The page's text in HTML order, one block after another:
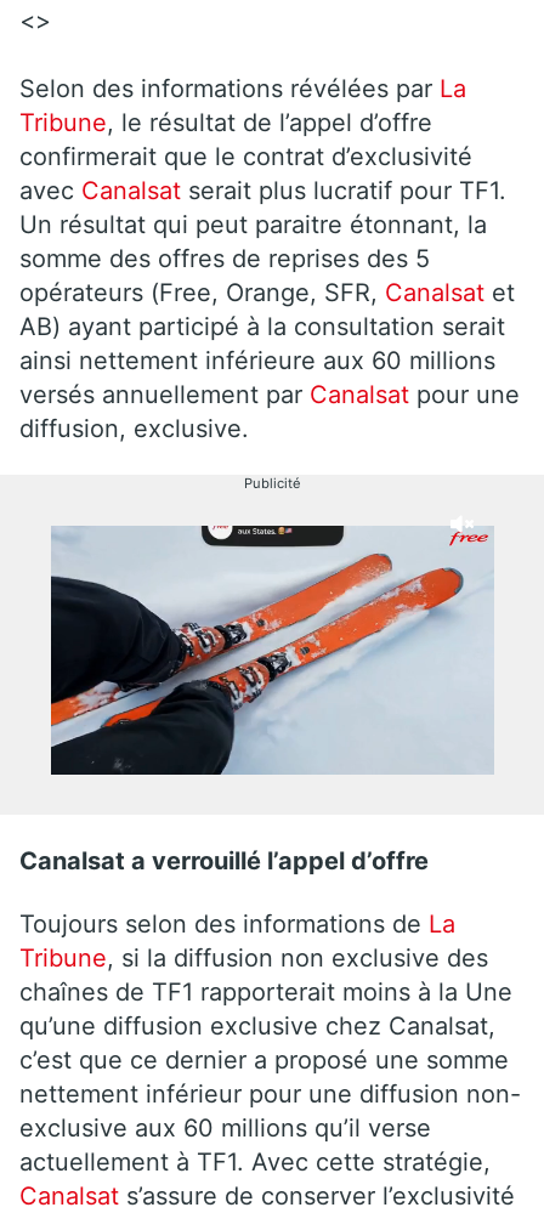
<>
Selon des informations révélées par La
Tribune, le résultat de l’appel d’offre
confirmerait que le contrat d’exclusivité
avec Canalsat serait plus lucratif pour TF1.
Un résultat qui peut paraitre étonnant, la
somme des offres de reprises des 5
opérateurs (Free, Orange, SFR, Canalsat et
AB) ayant participé à la consultation serait
ainsi nettement inférieure aux 60 millions
versés annuellement par Canalsat pour une
diffusion, exclusive.
Publicité
Canalsat a verrouillé l’appel d’offre
Toujours selon des informations de La
Tribune, si la diffusion non exclusive des
chaînes de TF1 rapporterait moins à la Une
qu’une diffusion exclusive chez Canalsat,
c’est que ce dernier a proposé une somme
nettement inférieur pour une diffusion non-
exclusive aux 60 millions qu’il verse
actuellement à TF1. Avec cette stratégie,
Canalsat s’assure de conserver l’exclusivité